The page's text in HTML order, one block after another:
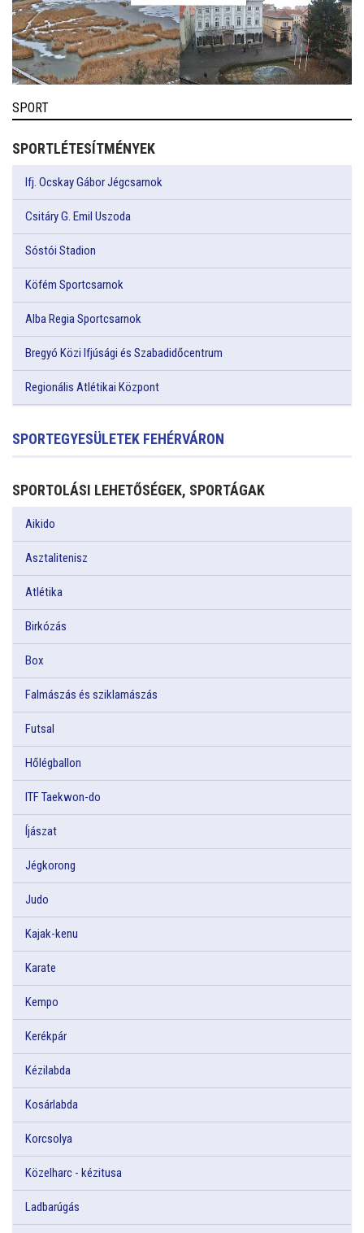
SPORT
SPORTLÉTESÍTMÉNYEK
Ifj. Ocskay Gábor Jégcsarnok
Csitáry G. Emil Uszoda
Sóstói Stadion
Köfém Sportcsarnok
Alba Regia Sportcsarnok
Bregyó Közi Ifjúsági és Szabadidőcentrum
Regionális Atlétikai Központ
SPORTEGYESÜLETEK FEHÉRVÁRON
SPORTOLÁSI LEHETŐSÉGEK, SPORTÁGAK
Aikido
Asztalitenisz
Atlétika
Birkózás
Box
Falmászás és sziklamászás
Futsal
Hőlégballon
ITF Taekwon-do
Íjászat
Jégkorong
Judo
Kajak-kenu
Karate
Kempo
Kerékpár
Kézilabda
Kosárlabda
Korcsolya
Közelharc - kézitusa
Ladbarúgás